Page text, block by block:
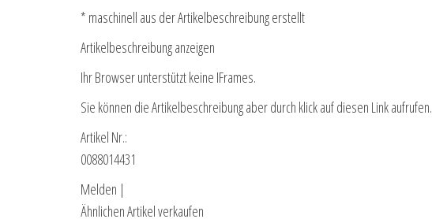
* maschinell aus der Artikelbeschreibung erstellt
Artikelbeschreibung anzeigen
Ihr Browser unterstützt keine IFrames.
Sie können die Artikelbeschreibung aber durch klick auf diesen Link aufrufen.
Artikel Nr.:
0088014431
Melden |
Ähnlichen Artikel verkaufen